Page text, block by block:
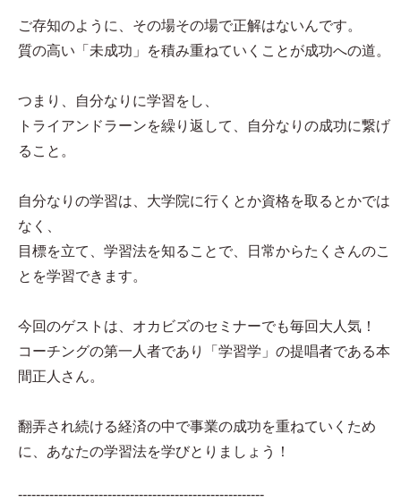
ご存知のように、その場その場で正解はないんです。
質の高い「未成功」を積み重ねていくことが成功への道。
つまり、自分なりに学習をし、
トライアンドラーンを繰り返して、自分なりの成功に繋げ
ること。
自分なりの学習は、大学院に行くとか資格を取るとかでは
なく、
目標を立て、学習法を知ることで、日常からたくさんのこ
とを学習できます。
今回のゲストは、オカビズのセミナーでも毎回大人気！
コーチングの第一人者であり「学習学」の提唱者である本
間正人さん。
翻弄され続ける経済の中で事業の成功を重ねていくため
に、あなたの学習法を学びとりましょう！
-------------------------------------------------------